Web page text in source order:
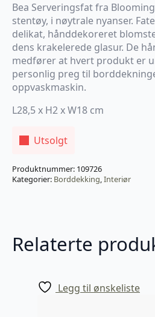
Bea Serveringsfat fra
stentøy, i nøytrale nyanser.
delikat, hånddekoreret
dens krakelerede glasur. De
medfører at hvert produkt er
personlig preg til
oppvaskmaskin.
L28,5 x H2 x W18 cm
Utsolgt
Produktnummer: 109726
Kategorier: Borddekking,Interiør
Relaterte
Legg til ønskeliste